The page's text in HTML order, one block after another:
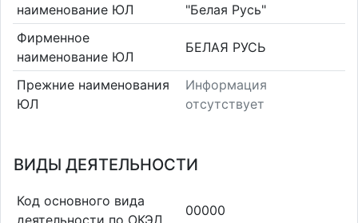
наименование ЮЛ
"Белая Русь"
Фирменное
наименование ЮЛ
БЕЛАЯ РУСЬ
Прежние наименования
ЮЛ
Информация
отсутствует
ВИДЫ ДЕЯТЕЛЬНОСТИ
Код основного вида
деятельности по ОКЭД
00000